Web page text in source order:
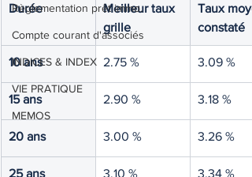
Règlementation prêt immo.
Compte courant d'associés
INDICES & INDEX
VIE PRATIQUE
MEMOS
Durée
Meilleur taux
grille
Taux
constaté
10 ans 2.75 % 3.09 %
15 ans 2.90 % 3.18 %
20 ans 3.00 % 3.26 %
25 ans 3.10 % 3.34 %